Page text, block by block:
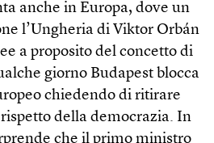
anche in Europa, dove un
l’Ungheria di Viktor Orbán
a proposito del concetto di
giorno Budapest blocca
chiedendo di ritirare
della democrazia. In
che il primo ministro